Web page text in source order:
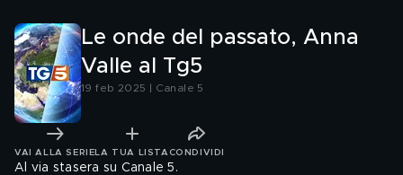
Le onde del passato, Anna
Valle al Tg5
19 feb 2025 | Canale 5
VAI ALLA SERIE LA TUA LISTA CONDIVIDI
Al via stasera su Canale 5.